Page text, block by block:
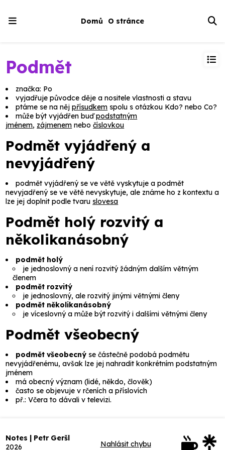
Domů O stránce
Podmět
značka: Po
vyjadřuje původce děje a nositele vlastnosti a stavu
ptáme se na nějpřísudkem spolu s otázkou Kdo? neboCo?
může být vyjádřen buďpodstatným
jménem, zájmenem nebočíslovkou
Podmět vyjádřený a
nevyjádřený
podmět vyjádřenýse ve větě vyskytuje apodmět
nevyjadřenýse ve větě nevyskytuje, ale známe ho z kontextu a
lze jej doplnit podle tvaru slovesa
Podmět holý rozvitý a
několikanásobný
podmět holý
je jednoslovný a není rozvitý žádným dalším větným
členem
podmět rozvitý
je jednoslovný, ale rozvitý jinými větnými členy
podmět několikanásobný
je víceslovný a může být rozvitý i dalšími větnými členy
Podmět všeobecný
podmět všeobecný se částečně podobá podmětu
nevyjádřenému, avšak lze jej nahradit konkrétním podstatným
jménem
má obecný význam (lidé, někdo, člověk)
často se objevuje v rčeních a příslovích
př.:Včera to dávali v televizi.
Notes | Petr Geršl
2026
Nahlásit chybu